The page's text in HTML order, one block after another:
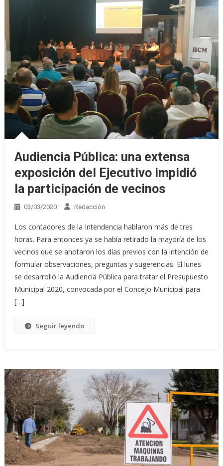
Audiencia Pública: una extensa
exposición del Ejecutivo impidió
la participación de vecinos
03/03/2020 Redacción
Los contadores de la Intendencia hablaron más de tres
horas. Para entonces ya se había retirado la mayoría de los
vecinos que se anotaron los días previos con la intención de
formular observaciones, preguntas y sugerencias. El lunes
se desarrolló la Audiencia Pública para tratar el Presupuesto
Municipal 2020, convocada por el Concejo Municipal para
[…]
Seguir leyendo